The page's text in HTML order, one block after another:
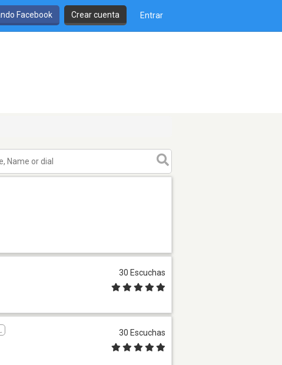
Facebook Crear cuenta Entrar
30 Escuchas
30 Escuchas